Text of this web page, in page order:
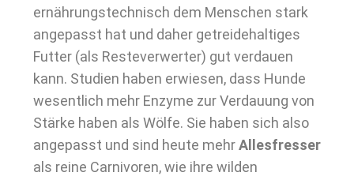
ernährungstechnisch dem Menschen stark
angepasst hat und daher getreidehaltiges
Futter (als Resteverwerter) gut verdauen
kann. Studien haben erwiesen, dass Hunde
wesentlich mehr Enzyme zur Verdauung von
Stärke haben als Wölfe. Sie haben sich also
angepasst und sind heute mehrAllesfresser
als reine Carnivoren, wie ihre wilden